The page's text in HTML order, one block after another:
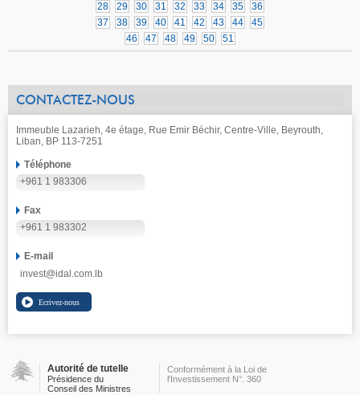
28
29 30 31 32 33 34 35
36
37
38 39 40 41 42 43 44
45
46
47 48 49 50 51
CONTACTEZ-NOUS
Immeuble Lazarieh, 4e étage, Rue Emir Béchir, Centre-Ville, Beyrouth,
Liban, BP 113-7251
Téléphone
+961 1 983306
Fax
+961 1 983302
E-mail
invest@idal.com.lb
Autorité de tutelle
Présidence du
Conseil des Ministres
Conformément à la Loi de
l'Investissement N°. 360